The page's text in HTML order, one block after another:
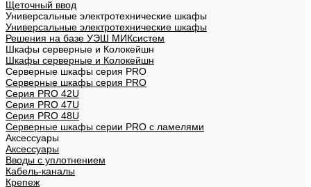
Щеточный ввод
Универсальные электротехнические шкафы
Универсальные электротехнические шкафы
Решения на базе УЭШ МИКсистем
Шкафы серверные и Колокейшн
Шкафы серверные и Колокейшн
Серверные шкафы серия PRO
Серверные шкафы серия PRO
Серия PRO 42U
Серия PRO 47U
Серия PRO 48U
Серверные шкафы серии PRO с ламелями
Аксессуары
Аксессуары
Вводы с уплотнением
Кабель-каналы
Крепеж